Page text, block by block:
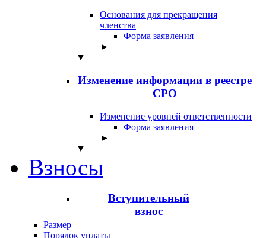
Основания для прекращения
членства
Форма заявления
►
▼
Изменение информации в реестре
СРО
Изменение уровней ответственности
Форма заявления
►
▼
Взносы
Вступительный
взнос
Размер
Порядок уплаты